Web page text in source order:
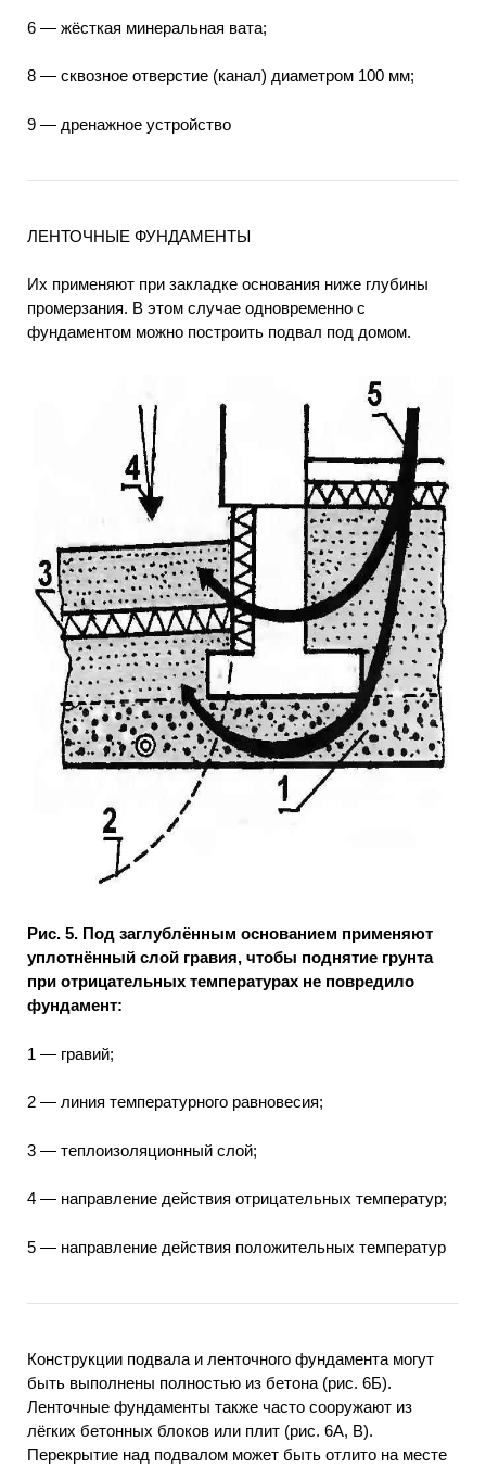
6 — жёсткая минеральная вата;
8 — сквозное отверстие (канал) диаметром 100 мм;
9 — дренажное устройство
ЛЕНТОЧНЫЕ ФУНДАМЕНТЫ
Их применяют при закладке основания ниже глубины
промерзания. В этом случае одновременно с
фундаментом можно построить подвал под домом.
Рис. 5. Под заглублённым основанием применяют
уплотнённый слой гравия, чтобы поднятие грунта
при отрицательных температурах не повредило
фундамент:
1 — гравий;
2 — линия температурного равновесия;
3 — теплоизоляционный слой;
4 — направление действия отрицательных температур;
5 — направление действия положительных температур
Конструкции подвала и ленточного фундамента могут
быть выполнены полностью из бетона (рис. 6Б).
Ленточные фундаменты также часто сооружают из
лёгких бетонных блоков или плит (рис. 6А, В).
Перекрытие над подвалом может быть отлито на месте